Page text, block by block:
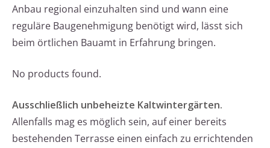
Anbau regional einzuhalten sind und wann eine
reguläre Baugenehmigung benötigt wird, lässt sich
beim örtlichen Bauamt in Erfahrung bringen.
No products found.
Ausschließlich unbeheizte Kaltwintergärten.
Allenfalls mag es möglich sein, auf einer bereits
bestehenden Terrasse einen einfach zu errichtenden